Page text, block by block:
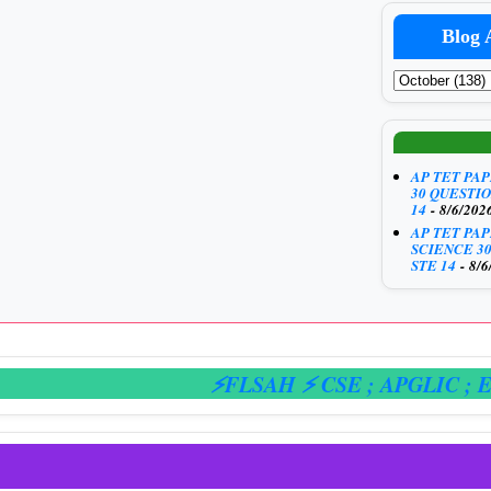
Blog
AP TET
30
14 - 8/6/
AP TET
SCIENCE
STE 14 - 8/
⚡FLSAH ⚡ CSE ; APGLIC; E-